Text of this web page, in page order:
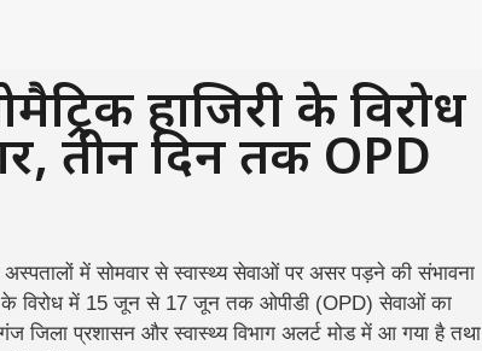
हाजिरी के विरोध
तीन दिन तक OPD
में सोमवार से स्वास्थ्य सेवाओं पर असर पड़ने की संभावना
के विरोध में 15 जून से 17 जून तक ओपीडी (OPD) सेवाओं का
जिला प्रशासन और स्वास्थ्य विभाग अलर्ट मोड में आ गया है तथा